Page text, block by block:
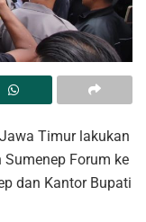
Timur lakukan
Forum ke
dan Kantor Bupati